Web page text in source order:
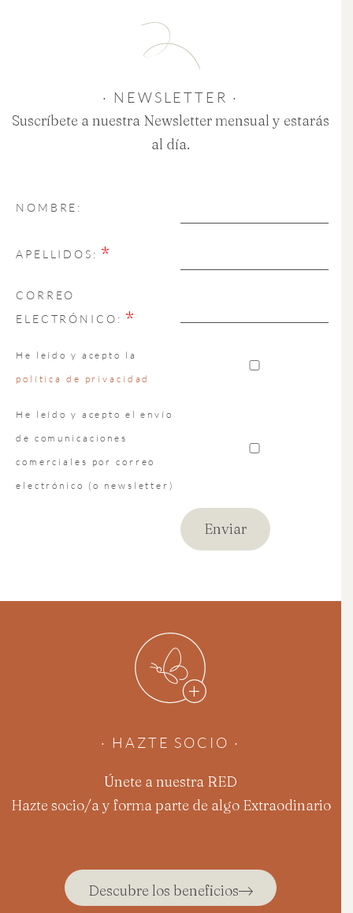
· NEWSLETTER ·
Suscríbete a nuestra Newsletter mensual y estarás
al día.
NOMBRE:
APELLIDOS: *
CORREO
ELECTRÓNICO: *
He leído y acepto la
política de privacidad
He leído y acepto el envío
de comunicaciones
comerciales por correo
electrónico (o newsletter)
· HAZTE SOCIO ·
Únete a nuestra RED
Hazte socio/a y forma parte de algo Extraodinario
Descubre los beneficios